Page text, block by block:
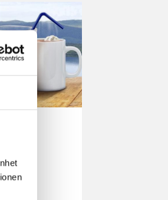
alla